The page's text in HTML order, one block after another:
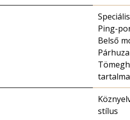
Ping-
Belső
stílus